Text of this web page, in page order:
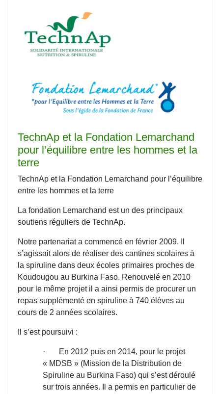
TechnAp et la Fondation Lemarchand
pour l’équilibre entre les hommes et la
terre
TechnAp et la Fondation Lemarchand pour l’équilibre
entre les hommes et la terre
La fondation Lemarchand est un des principaux
soutiens réguliers de TechnAp.
Notre partenariat a commencé en février 2009. Il
s’agissait alors de réaliser des cantines scolaires à
la spiruline dans deux écoles primaires proches de
Koudougou au Burkina Faso. Renouvelé en 2010
pour le même projet il a ainsi permis de procurer un
repas supplémenté en spiruline à 740 élèves au
cours de 2 années scolaires.
Il s’est poursuivi :
· En 2012 puis en 2014, pour le projet
« MDSB » (Mission de la Distribution de
Spiruline au Burkina Faso) qui s’est déroulé
sur trois années. Il a permis en particulier de